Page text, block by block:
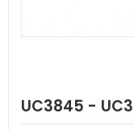
UC3845 -